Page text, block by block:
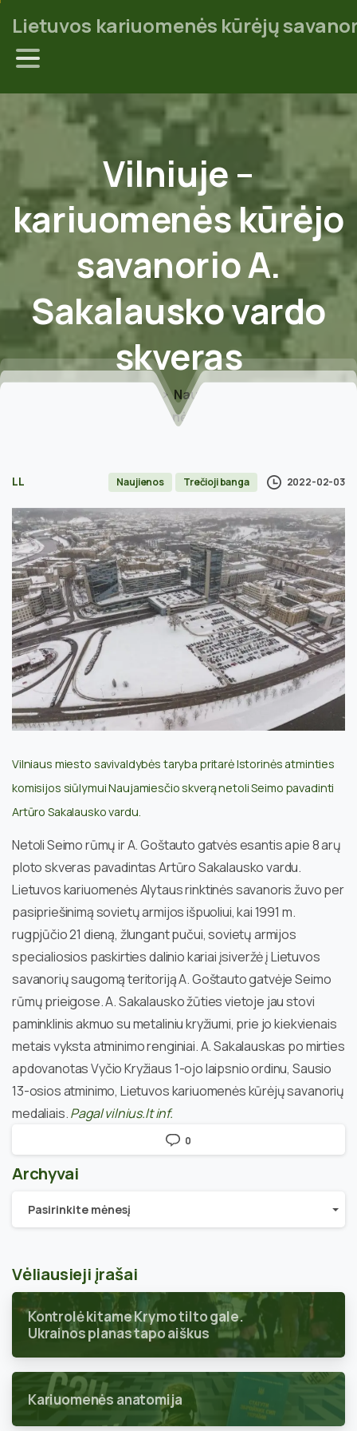
Lietuvos kariuomenės kūrėjų
Vilniuje–
kariuomenėskūrėjo
savanorioA.
Sakalauskovardo
skveras
Naujienos
Vilniuje – kariuomenės kūrėjo savanorio A.
LL Naujienos Trečioji banga 2022-02-03
Vilniaus miesto savivaldybės taryba pritarė Istorinės atminties
komisijos siūlymui Naujamiesčio skverą netoli Seimo pavadinti
Artūro Sakalausko vardu.
Netoli Seimo rūmų ir A. Goštauto gatvės esantis apie 8 arų
ploto skveras pavadintas Artūro Sakalausko vardu.
Lietuvos kariuomenės Alytaus rinktinės savanoris žuvo per
pasipriešinimą sovietų armijos išpuoliui, kai 1991 m.
rugpjūčio 21 dieną, žlungant pučui, sovietų armijos
specialiosios paskirties dalinio kariai įsiveržė į Lietuvos
savanorių saugomą teritoriją A. Goštauto gatvėje Seimo
rūmų prieigose. A. Sakalausko žūties vietoje jau stovi
paminklinis akmuo su metaliniu kryžiumi, prie jo kiekvienais
metais vyksta atminimo renginiai. A. Sakalauskas po mirties
apdovanotas Vyčio Kryžiaus 1-ojo laipsnio ordinu, Sausio
13-osios atminimo, Lietuvos kariuomenės kūrėjų savanorių
medaliais.Pagal vilnius.lt inf.
0
Archyvai
Archyvai
Pasirinkite mėnesį
Vėliausieji įrašai
Kontrolė kitame Krymo tilto gale.
Ukrainos planas tapo aiškus
Kariuomenės anatomija